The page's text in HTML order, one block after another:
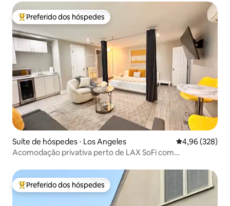
Entre os melhores preferidos dos hóspedes
Preferido dos hóspedes
Suíte de hóspedes ⋅ Los Angeles 4,96 de uma
4,96 (328)
Acomodação privativa perto de LAX SoFi com
Entre os melhores preferidos dos hóspedes
Preferido dos hóspedes